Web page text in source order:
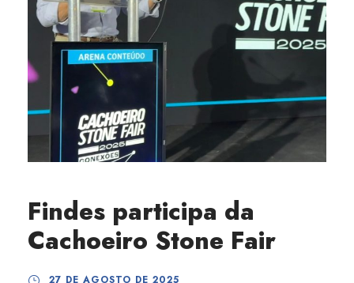
Findes participa da
Cachoeiro Stone Fair
27 DE AGOSTO DE 2025